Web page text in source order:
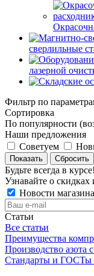
сверлильные
лазерной
Фильтр по
Сортировка
По популярности
Наши предложения
Советуем
Сбросить
Будьте всегда в курсе!
Узнавайте о
Новости магазина
Статьи
Все статьи
Преимущества
Производство
Стандарты и ГОСТы